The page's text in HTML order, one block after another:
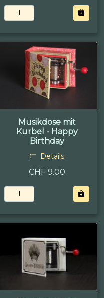
Musikdose mit
Kurbel - Happy
Birthday
Details
CHF 9.00